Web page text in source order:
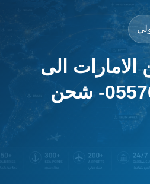
الى
لبنان | 0557643821- شحن